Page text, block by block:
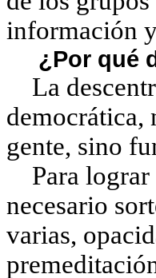
información
¿Por qué
La
democrática,
gente, sino
Para lograr
necesario
varias,